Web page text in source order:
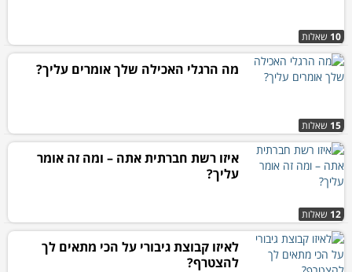
10 שאלות
15 שאלות
מה הרגלי האכילה שלך אומרים עליך?
12 שאלות
איזו רשת חברתית אתה – ומה זה אומר
עליך?
לאיזו קבוצת גיבורי על הכי מתאים לך
להצטרף?